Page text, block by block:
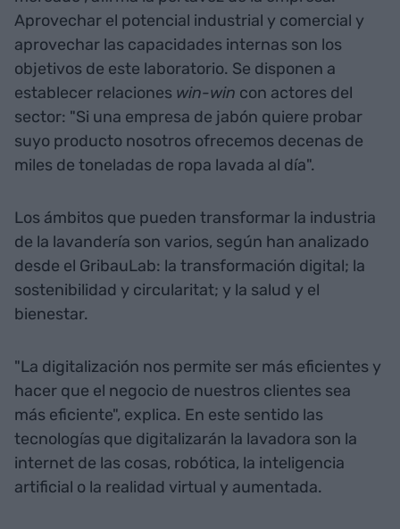
Aprovechar el potencial industrial y comercial y
aprovechar las capacidades internas son los
objetivos de este laboratorio. Se disponen a
establecer relaciones win-win con actores del
sector: "Si una empresa de jabón quiere probar
suyo producto nosotros ofrecemos decenas de
miles de toneladas de ropa lavada al día".
Los ámbitos que pueden transformar la industria
de la lavandería son varios, según han analizado
desde el GribauLab: la transformación digital; la
sostenibilidad y circularitat; y la salud y el
bienestar.
"La digitalización nos permite ser más eficientes y
hacer que el negocio de nuestros clientes sea
más eficiente", explica. En este sentido las
tecnologías que digitalizarán la lavadora son la
internet de las cosas, robótica, la inteligencia
artificial o la realidad virtual y aumentada.